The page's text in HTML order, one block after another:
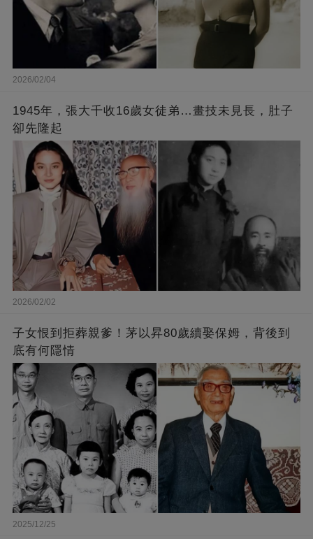
2026/02/04
1945年，張大千收16歲女徒弟…畫技未見長，肚子
卻先隆起
2026/02/02
子女恨到拒葬親爹！茅以昇80歲續娶保姆，背後到
底有何隱情
2025/12/25